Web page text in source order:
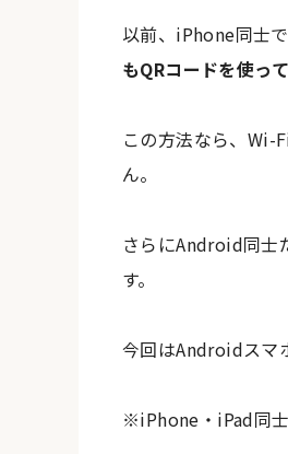
以前、iPhone同士
もQRコードを使っ
この方法なら、Wi-
ん。
さらにAndroid同士
す。
今回はAndroidスマ
※iPhone・iPad同